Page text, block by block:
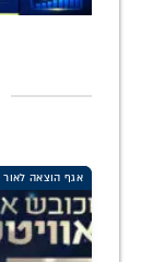
אגף הוצאה לאור